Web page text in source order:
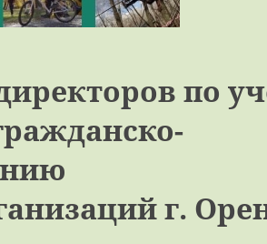
по
г.